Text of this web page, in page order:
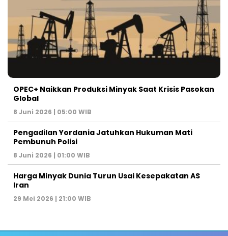
OPEC+ Naikkan Produksi Minyak Saat Krisis Pasokan
Global
8 Juni 2026 | 05:00 WIB
Pengadilan Yordania Jatuhkan Hukuman Mati
Pembunuh Polisi
8 Juni 2026 | 01:00 WIB
Harga Minyak Dunia Turun Usai Kesepakatan AS
Iran
29 Mei 2026 | 21:00 WIB